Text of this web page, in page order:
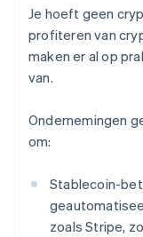
Je hoeft geen
profiteren van
maken er al op
van.
Ondernemingen
om:
Stablecoin-
zoals Stripe,